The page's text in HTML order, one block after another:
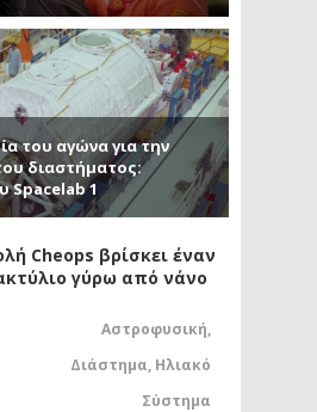
του αγώνα για την
διαστήματος:
Spacelab 1
Cheops βρίσκει έναν
γύρω από νάνο
Αστροφυσική,
Διάστημα, Ηλιακό
Σύστημα